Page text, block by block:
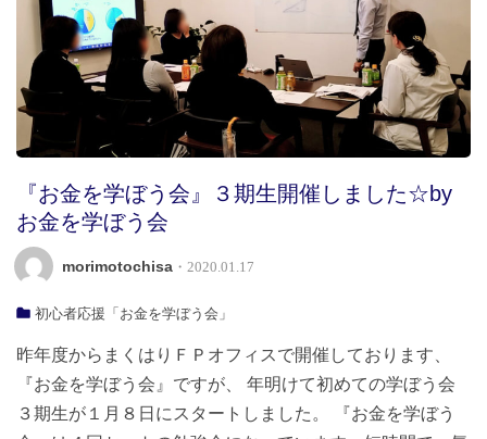
『お金を学ぼう会』３期生開催しました☆by
お金を学ぼう会
morimotochisa ・2020.01.17
初心者応援「お金を学ぼう会」
昨年度からまくはりＦＰオフィスで開催しております、
『お金を学ぼう会』ですが、 年明けて初めての学ぼう会
３期生が１月８日にスタートしました。 『お金を学ぼう